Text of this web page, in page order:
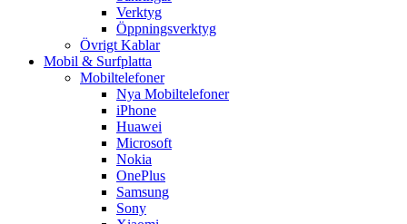
Verktyg
Öppningsverktyg
Övrigt Kablar
Mobil & Surfplatta
Mobiltelefoner
Nya Mobiltelefoner
iPhone
Huawei
Microsoft
Nokia
OnePlus
Samsung
Sony